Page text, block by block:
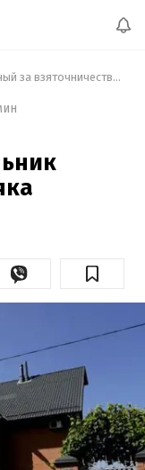
Задержанный за взяточничество Мельник построил три особняка